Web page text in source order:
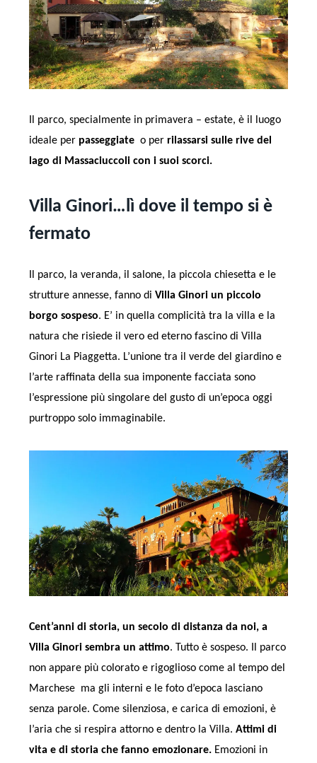
Il parco, specialmente in primavera – estate, è il luogo
ideale per passeggiate o perrilassarsi sulle rive del
lago di Massaciuccoli con i suoi scorci.
Villa Ginori…lì dove il tempo si è
fermato
Il parco, la veranda, il salone, la piccola chiesetta e le
strutture annesse, fanno di Villa Ginori un piccolo
borgo sospeso. E’ in quella complicità tra la villa e la
natura che risiede il vero ed eterno fascino di Villa
Ginori La Piaggetta. L’unione tra il verde del giardino e
l’arte raffinata della sua imponente facciata sono
l’espressione più singolare del gusto di un’epoca oggi
purtroppo solo immaginabile.
Cent’anni di storia, un secolo di distanza da noi, a
Villa Ginori sembra un attimo. Tutto è sospeso. Il parco
non appare più colorato e rigoglioso come al tempo del
Marchese ma gli interni e le foto d’epoca lasciano
senza parole. Come silenziosa, e carica di emozioni, è
l’aria che si respira attorno e dentro la Villa. Attimi di
vita e di storia che fanno emozionare.Emozioni in